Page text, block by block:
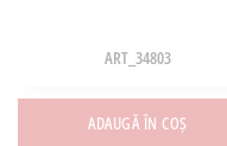
ART_34803
ADAUGĂ ÎN COȘ